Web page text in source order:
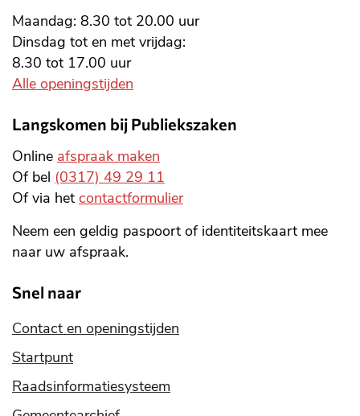
Maandag: 8.30 tot 20.00 uur
Dinsdag tot en met vrijdag:
8.30 tot 17.00 uur
Alle openingstijden
Langskomen bij Publiekszaken
Online afspraak maken
Of bel (0317) 49 29 11
Of via het contactformulier
Neem een geldig paspoort of identiteitskaart mee
naar uw afspraak.
Snel naar
Contact en openingstijden
Startpunt
Raadsinformatiesysteem